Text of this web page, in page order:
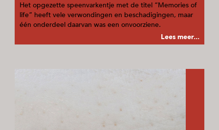
Het opgezette speenvarkentje met de titel “Memories of
life” heeft vele verwondingen en beschadigingen, maar
één onderdeel daarvan was een onvoorziene.
Lees meer...